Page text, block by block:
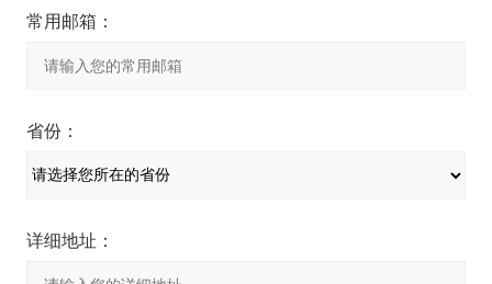
常用邮箱：
省份：
详细地址：